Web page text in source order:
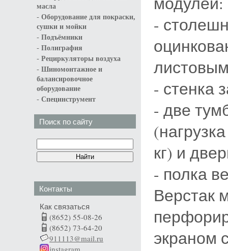
масла
- Оборудование для покраски,
сушки и мойки
- Подъёмники
- Полиграфия
- Рециркуляторы воздуха
- Шиномонтажное и
балансировочное
оборудование
- Специнструмент
Поиск по сайту
Контакты
Как связаться
(8652) 55-08-26
(8652) 73-64-20
911113@mail.ru
instagram
-
- стенка
- две
кг) и
- полка
Верстак
экраном